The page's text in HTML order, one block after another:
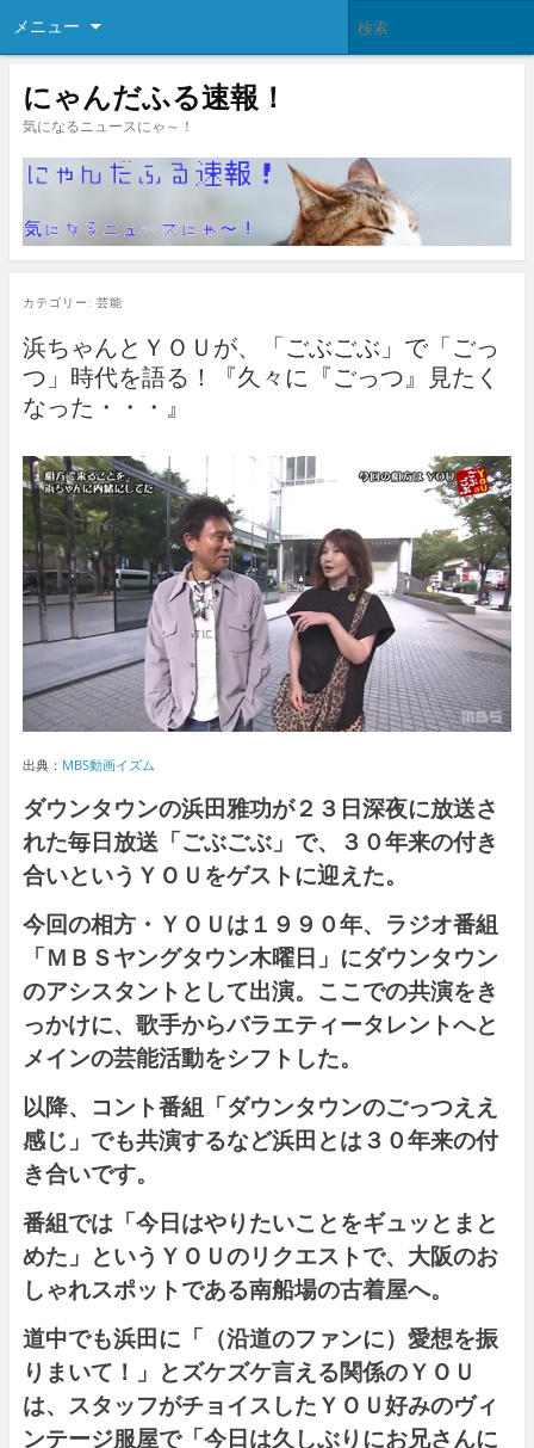
メニュー
にゃんだふる速報！
気になるニュースにゃ～！
カテゴリー: 芸能
浜ちゃんとＹＯＵが、「ごぶごぶ」で「ごっ
つ」時代を語る！『久々に『ごっつ』見たく
なった・・・』
出典： MBS動画イズム
ダウンタウンの浜田雅功が２３日深夜に放送さ
れた毎日放送「ごぶごぶ」で、３０年来の付き
合いというＹＯＵをゲストに迎えた。
今回の相方・ＹＯＵは１９９０年、ラジオ番組
「ＭＢＳヤングタウン木曜日 」にダウンタウン
のアシスタントとして出演。ここでの共演をき
っかけに、歌手からバラエティータレントへと
メインの芸能活動をシフトした。
以降、コント番組「ダウンタウンのごっつええ
感じ 」でも共演するなど浜田とは３０年来の付
き合いです。
番組では「今日はやりたいことをギュッとまと
めた」というＹＯＵのリクエストで、大阪のお
しゃれスポットである南船場の古着屋へ。
道中でも浜田に「（沿道のファンに）愛想を振
りまいて！」とズケズケ言える関係のＹＯＵ
は、スタッフがチョイスしたＹＯＵ好みのヴィ
ンテージ服屋で「今日は久しぶりにお兄さんに